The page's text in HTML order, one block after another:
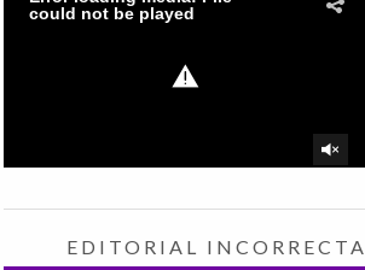
EDITORIAL INCORRECTA